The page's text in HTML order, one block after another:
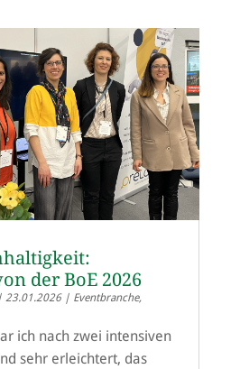
der BoE 2026
23.01.2026| Eventbranche,
ich nach zwei intensiven
sehr erleichtert, das